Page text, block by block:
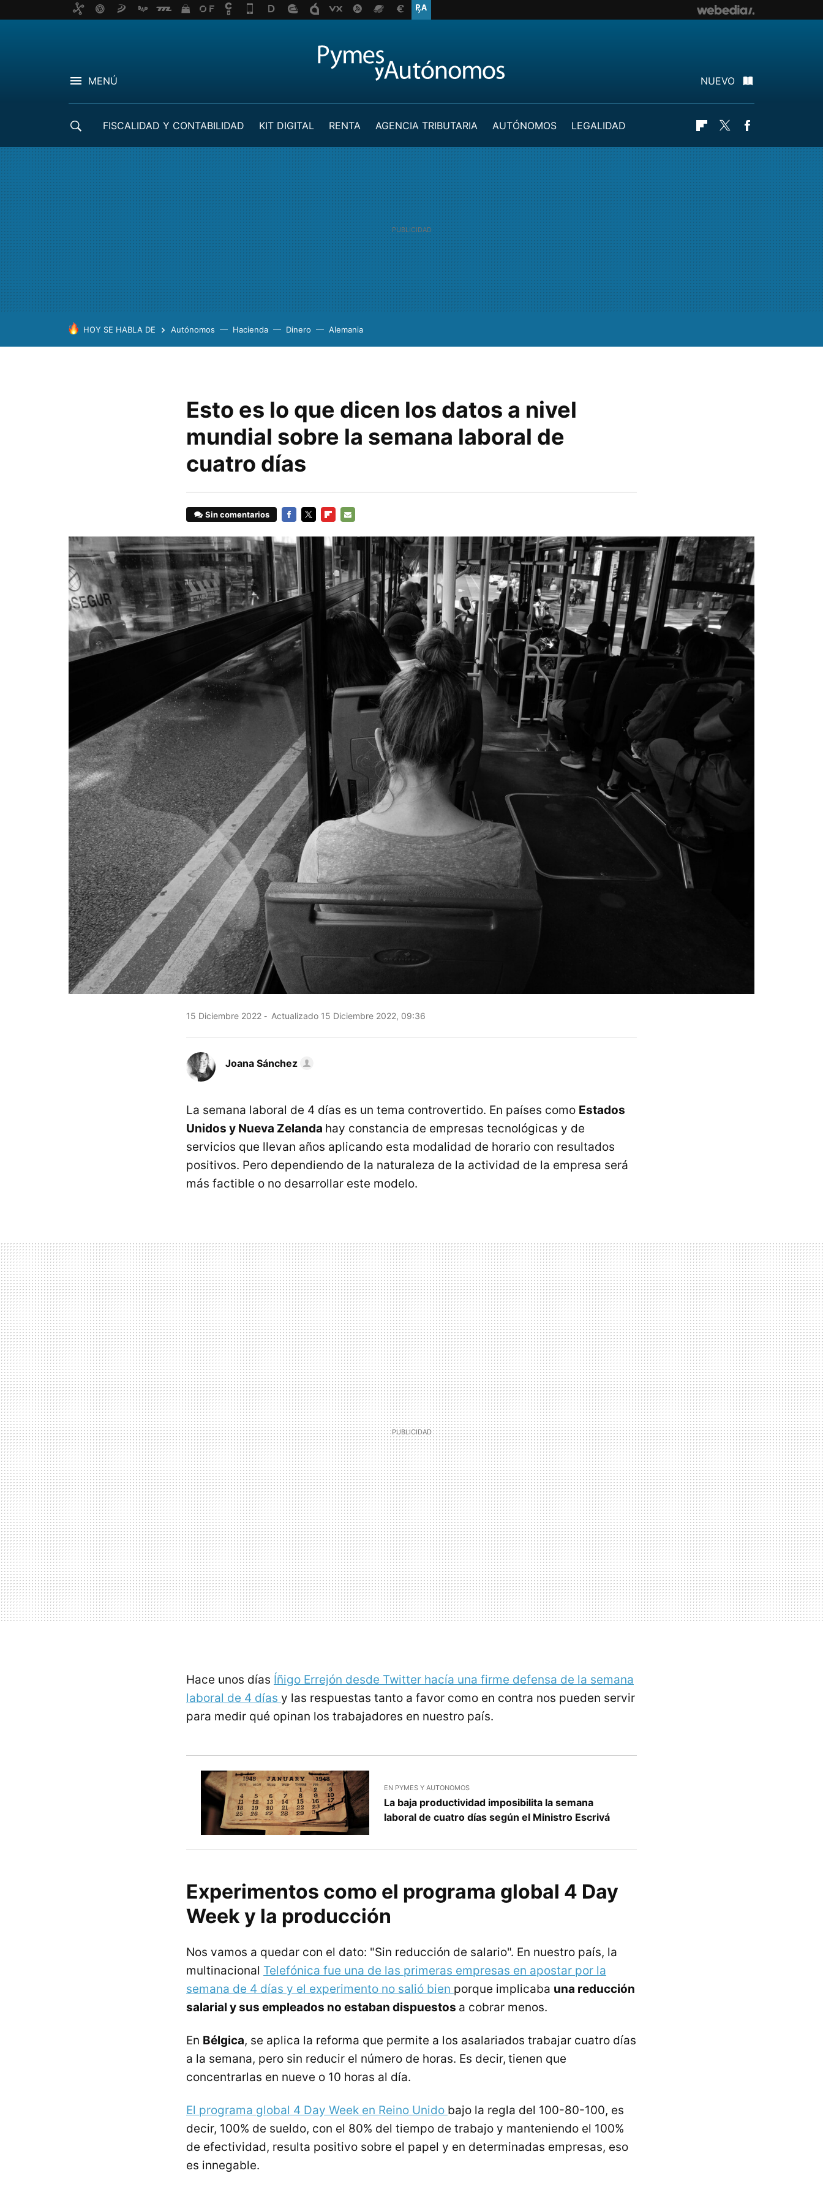
MENÚ NUEVO
FISCALIDAD Y CONTABILIDAD KIT DIGITAL RENTA AGENCIA TRIBUTARIA AUTÓNOMOS
LEGALIDAD
Flipboard
Twitter
HOY SE HABLA DE Autónomos Hacienda Dinero Alemania
Esto es lo que dicen los datos a nivel
mundial sobre la semana laboral de
cuatro días
Sin comentarios
MAIL
15 Diciembre 2022 Actualizado 15 Diciembre 2022, 09:36
Joana Sánchez
La semana laboral de 4 días es un tema controvertido. En países como Estados
Unidos y Nueva Zelanda hay constancia de empresas tecnológicas y de
servicios que llevan años aplicando esta modalidad de horario con resultados
positivos. Pero dependiendo de la naturaleza de la actividad de la empresa será
más factible o no desarrollar este modelo.
Hace unos días Íñigo Errejón desde Twitter hacía una firme defensa de la semana
laboral de 4 días y las respuestas tanto a favor como en contra nos pueden servir
para medir qué opinan los trabajadores en nuestro país.
EN PYMES Y AUTONOMOS
La baja productividad imposibilita la semana
laboral de cuatro días según el Ministro Escrivá
Experimentos como el programa global 4 Day
Week y la producción
Nos vamos a quedar con el dato: "Sin reducción de salario". En nuestro país, la
multinacional Telefónica fue una de las primeras empresas en apostar por la
semana de 4 días y el experimento no salió bien porque implicaba una reducción
salarial y sus empleados no estaban dispuestos a cobrar menos.
En Bélgica, se aplica la reforma que permite a los asalariados trabajar cuatro días
a la semana, pero sin reducir el número de horas. Es decir, tienen que
concentrarlas en nueve o 10 horas al día.
El programa global 4 Day Week en Reino Unido bajo la regla del 100-80-100, es
decir, 100% de sueldo, con el 80% del tiempo de trabajo y manteniendo el 100%
de efectividad, resulta positivo sobre el papel y en determinadas empresas, eso
es innegable.